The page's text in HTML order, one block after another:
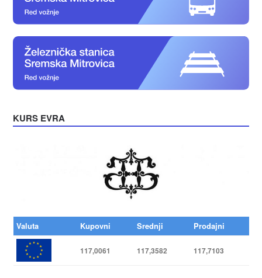
KURS EVRA
Valuta Kupovni Srednji Prodajni
117,0061 117,3582 117,7103